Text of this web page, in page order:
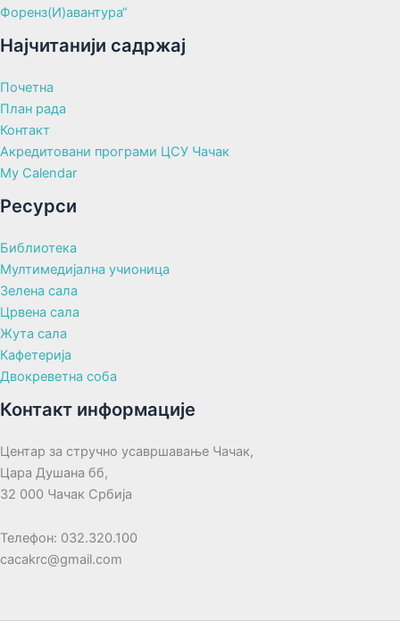
Форенз(И)авантура“
Најчитанији садржај
Почетна
План рада
Контакт
Акредитовани програми ЦСУ Чачак
My Calendar
Ресурси
Библиотека
Мултимедијална учионица
Зелена сала
Црвена сала
Жута сала
Кафетерија
Двокреветна соба
Контакт информације
Центар за стручно усавршавање Чачак,
Цара Душана бб,
32 000 Чачак Србија
Телефон: 032.320.100
cacakrc@gmail.com